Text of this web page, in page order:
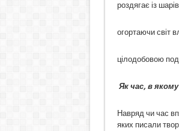
роздягає із
огортаючи світ
цілодобовою
Як час, в
Навряд чи час
яких писали